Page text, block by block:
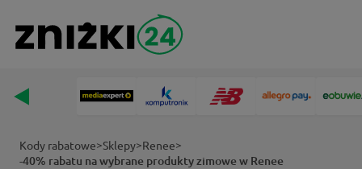
Kody rabatowe>Sklepy>Renee>
-40% rabatu na wybrane produkty zimowe w Renee